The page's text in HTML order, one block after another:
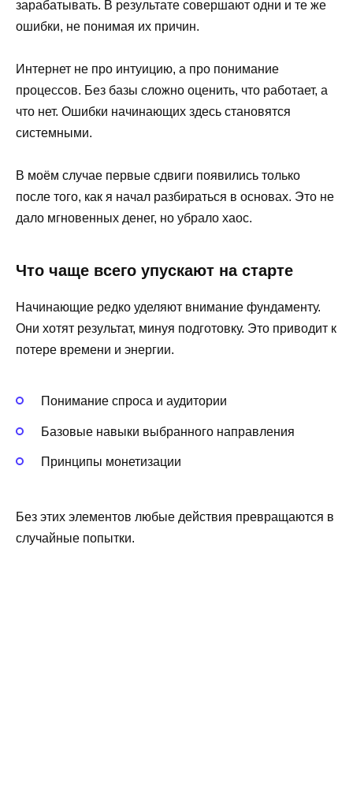
зарабатывать. В результате совершают одни и те же
ошибки, не понимая их причин.
Интернет не про интуицию, а про понимание
процессов. Без базы сложно оценить, что работает, а
что нет. Ошибки начинающих здесь становятся
системными.
В моём случае первые сдвиги появились только
после того, как я начал разбираться в основах. Это не
дало мгновенных денег, но убрало хаос.
Что чаще всего упускают на старте
Начинающие редко уделяют внимание фундаменту.
Они хотят результат, минуя подготовку. Это приводит к
потере времени и энергии.
Понимание спроса и аудитории
Базовые навыки выбранного направления
Принципы монетизации
Без этих элементов любые действия превращаются в
случайные попытки.